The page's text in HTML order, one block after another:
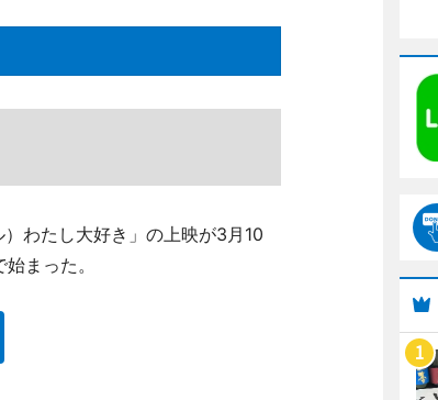
わたし大好き」の上映が3月10
まった。